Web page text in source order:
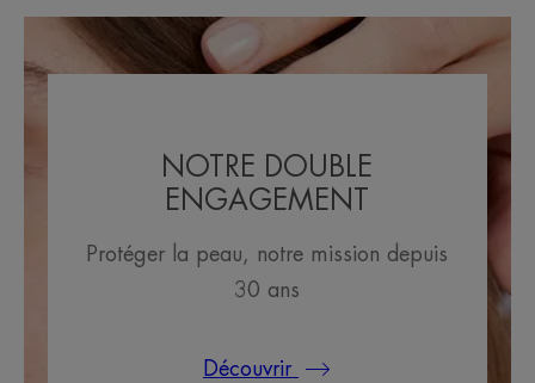
NOTRE DOUBLE
ENGAGEMENT
Protéger la peau, notre mission depuis
30 ans
Découvrir